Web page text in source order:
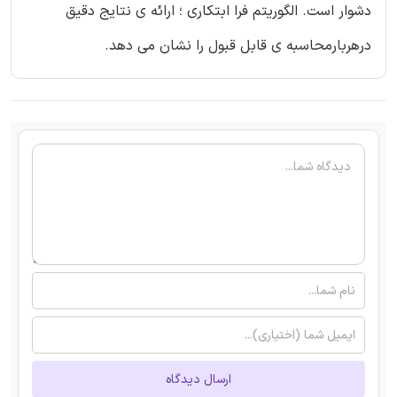
دشوار است. الگوریتم فرا ابتکاری ؛ ارائه ی نتایج دقیق
درهربارمحاسبه ی قابل قبول را نشان می دهد.
ارسال دیدگاه